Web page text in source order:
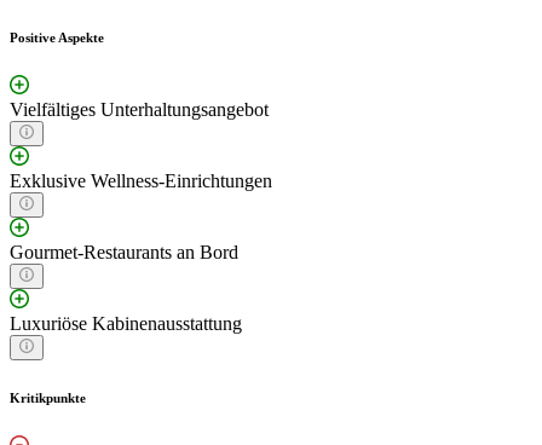
Positive Aspekte
Vielfältiges Unterhaltungsangebot
Exklusive Wellness-Einrichtungen
Gourmet-Restaurants an Bord
Luxuriöse Kabinenausstattung
Kritikpunkte